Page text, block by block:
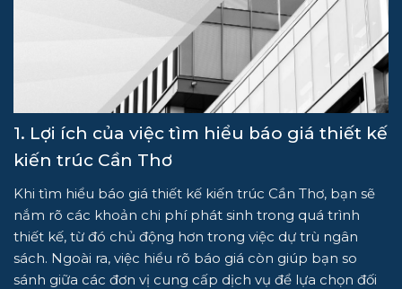
1. Lợi ích của việc tìm hiểu báo giá thiết kế
kiến trúc Cần Thơ
Khi tìm hiểu báo giá thiết kế kiến trúc Cần Thơ, bạn sẽ
nắm rõ các khoản chi phí phát sinh trong quá trình
thiết kế, từ đó chủ động hơn trong việc dự trù ngân
sách. Ngoài ra, việc hiểu rõ báo giá còn giúp bạn so
sánh giữa các đơn vị cung cấp dịch vụ để lựa chọn đối